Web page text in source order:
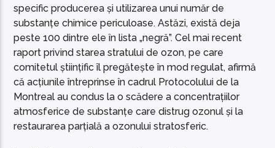
specific producerea și utilizarea unui număr de
substanțe chimice periculoase. Astăzi, există deja
peste 100 dintre ele în lista „negră”. Cel mai recent
raport privind starea stratului de ozon, pe care
comitetul științific îl pregătește în mod regulat, afirmă
că acțiunile întreprinse în cadrul Protocolului de la
Montreal au condus la o scădere a concentrațiilor
atmosferice de substanțe care distrug ozonul și la
restaurarea parțială a ozonului stratosferic.